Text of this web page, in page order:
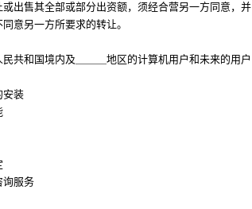
出售其全部或部分出资额，须经合营另一方同意，并
意另一方所要求的转让。
共和国境内及＿＿＿地区的计算机用户和未来的用户
安装
询服务